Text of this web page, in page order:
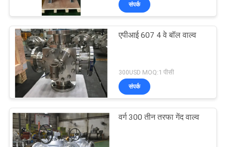
संपर्क
एपीआई 607 4 वे बॉल वाल्व
300USD MOQ:1 पीसी
संपर्क
वर्ग 300 तीन तरफा गेंद वाल्व